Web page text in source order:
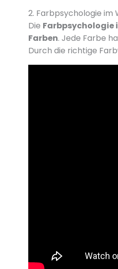
2. Farbpsychologie im
Die Farbpsychologie
Farben. Jede Farbe
Durch die richtige